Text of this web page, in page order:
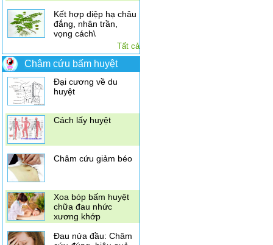
Kết hợp diệp hạ châu
đắng, nhân trần,
vọng cách\
Tất cả
Châm cứu bấm huyệt
Điều trị đau vai gáy
bằng xoa bóp bấm
huyệt
Đại cương về du
huyệt
Cách lấy huyệt
Châm cứu giảm béo
Xoa bóp bấm huyệt
chữa đau nhức
xương khớp
Đau nửa đầu: Châm